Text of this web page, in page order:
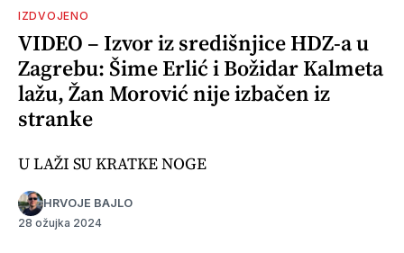
IZDVOJENO
VIDEO – Izvor iz središnjice HDZ-a u
Zagrebu: Šime Erlić i Božidar Kalmeta
lažu, Žan Morović nije izbačen iz
stranke
U LAŽI SU KRATKE NOGE
HRVOJE BAJLO
28 ožujka 2024